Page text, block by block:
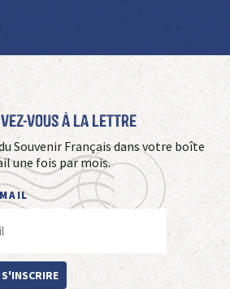
vous à La Lettre
Souvenir Français dans votre boîte
une fois par mois.
S'INSCRIRE